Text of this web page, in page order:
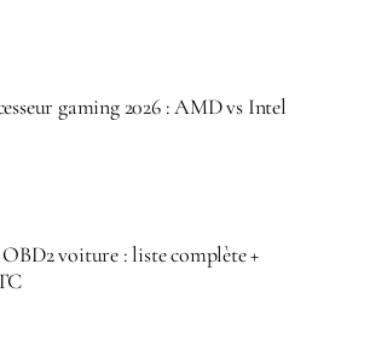
gaming 2026 : AMD vs Intel
voiture : liste complète +